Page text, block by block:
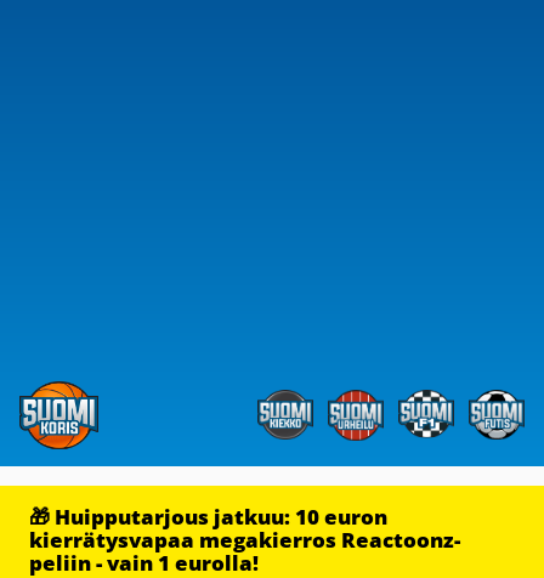
🎁 Huipputarjous jatkuu: 10 euron
kierrätysvapaa megakierros Reactoonz-
peliin - vain 1 eurolla!